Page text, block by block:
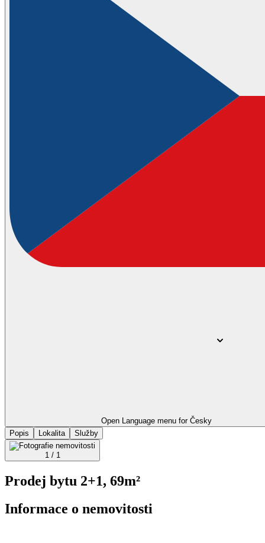
Open Language menu for Česky
Popis
Lokalita Služby
1 / 1
Prodej bytu 2+1, 69m²
Informace o nemovitosti